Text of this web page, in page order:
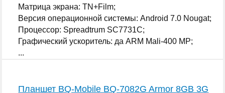
Матрица экрана: TN+Film;
Версия операционной системы: Android 7.0 Nougat;
Процессор: Spreadtrum SC7731C;
Графический ускоритель: да ARM Mali-400 MP;
...
Планшет BQ-Mobile BQ-7082G Armor 8GB 3G